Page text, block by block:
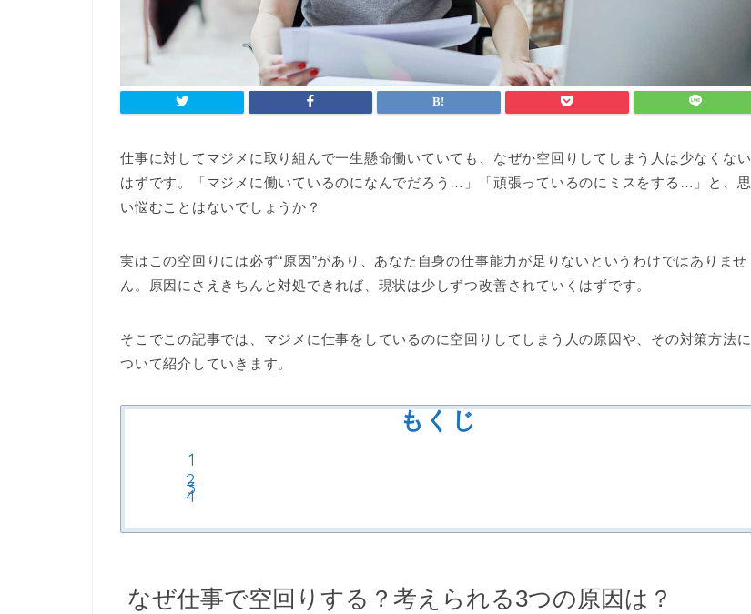
仕事に対してマジメに取り組んで一生懸命働いていても、なぜか空回りしてしまう人は少なくない
はずです。「マジメに働いているのになんでだろう…」「頑張っているのにミスをする…」と、思
い悩むことはないでしょうか？
実はこの空回りには必ず“原因”があり、あなた自身の仕事能力が足りないというわけではありませ
ん。原因にさえきちんと対処できれば、現状は少しずつ改善されていくはずです。
そこでこの記事では、マジメに仕事をしているのに空回りしてしまう人の原因や、その対策方法に
ついて紹介していきます。
もくじ
なぜ仕事で空回りする？考えられる3つの原因は？